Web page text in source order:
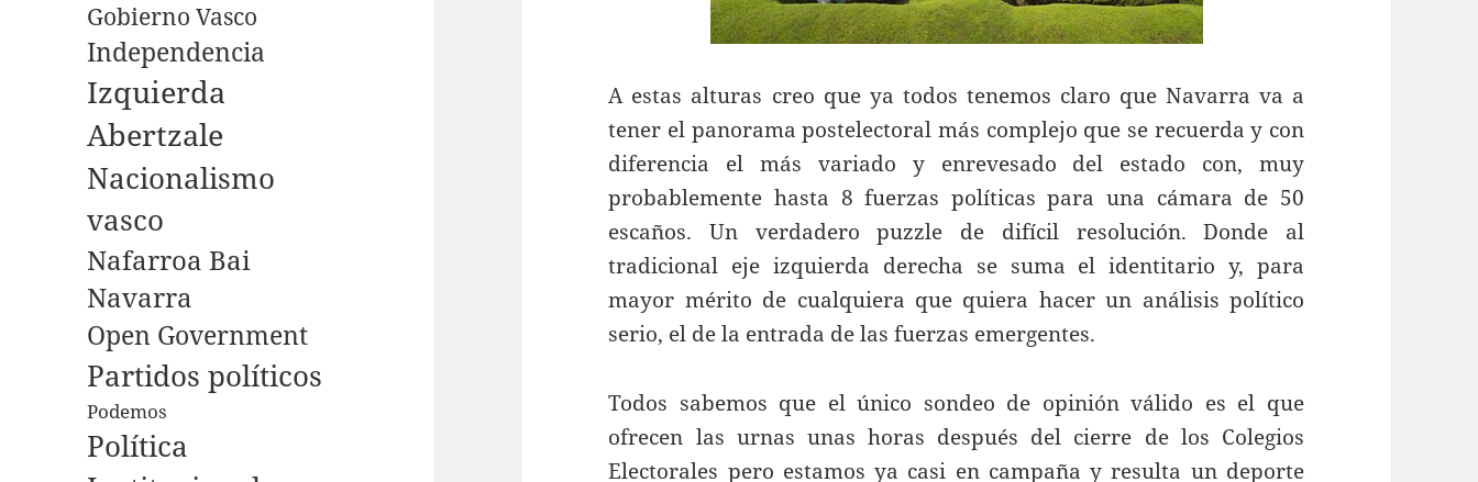
Gobierno Vasco
Independencia
Izquierda
Abertzale
Nacionalismo
vasco
Nafarroa Bai
Navarra
Open Government
Partidos políticos
Podemos
Política
A estas alturas creo que ya todos tenemos claro que Navarra va a
tener el panorama postelectoral más complejo que se recuerda y con
diferencia el más variado y enrevesado del estado con, muy
probablemente hasta 8 fuerzas políticas para una cámara de 50
escaños. Un verdadero puzzle de difícil resolución. Donde al
tradicional eje izquierda derecha se suma el identitario y, para
mayor mérito de cualquiera que quiera hacer un análisis político
serio, el de la entrada de las fuerzas emergentes.
Todos sabemos que el único sondeo de opinión válido es el que
ofrecen las urnas unas horas después del cierre de los Colegios
Electorales pero estamos ya casi en campaña y resulta un deporte